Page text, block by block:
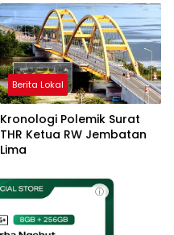
Berita Lokal
Kronologi Polemik Surat
THR Ketua RW Jembatan
Lima
ⓘ